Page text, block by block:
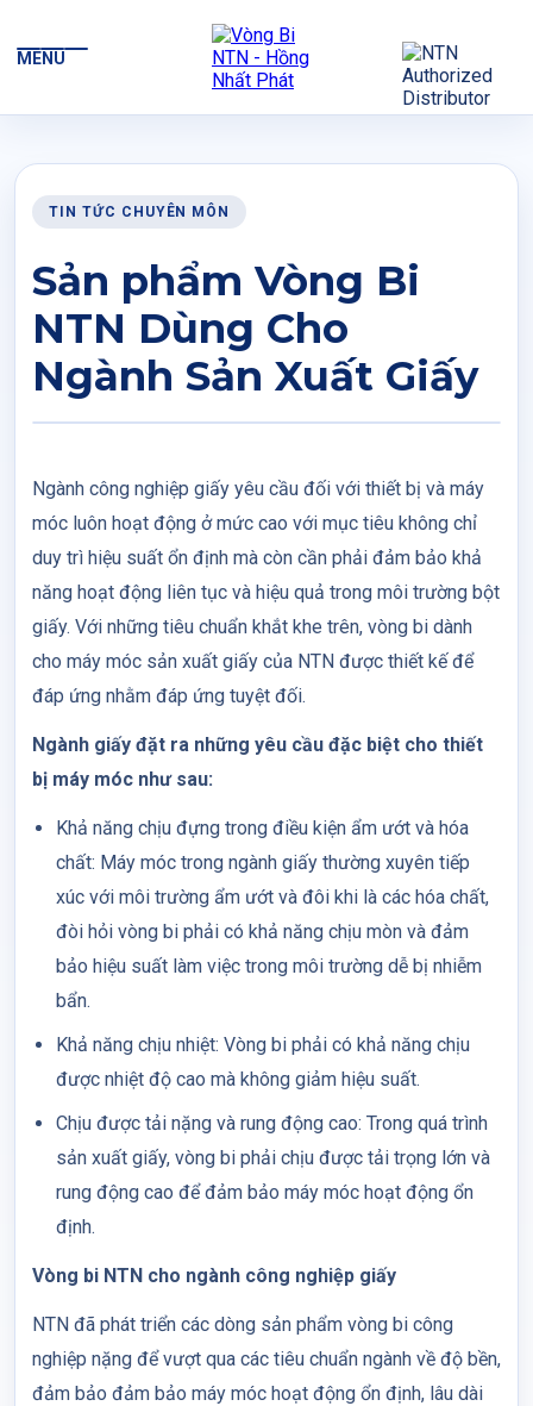
MENU
TIN TỨC CHUYÊN MÔN
Sản phẩm Vòng Bi
NTN Dùng Cho
Ngành Sản Xuất Giấy
Ngành công nghiệp giấy yêu cầu đối với thiết bị và máy
móc luôn hoạt động ở mức cao với mục tiêu không chỉ
duy trì hiệu suất ổn định mà còn cần phải đảm bảo khả
năng hoạt động liên tục và hiệu quả trong môi trường bột
giấy. Với những tiêu chuẩn khắt khe trên, vòng bi dành
cho máy móc sản xuất giấy của NTN được thiết kế để
đáp ứng nhằm đáp ứng tuyệt đối.
Ngành giấy đặt ra những yêu cầu đặc biệt cho thiết
bị máy móc như sau:
Khả năng chịu đựng trong điều kiện ẩm ướt và hóa
chất: Máy móc trong ngành giấy thường xuyên tiếp
xúc với môi trường ẩm ướt và đôi khi là các hóa chất,
đòi hỏi vòng bi phải có khả năng chịu mòn và đảm
bảo hiệu suất làm việc trong môi trường dễ bị nhiễm
bẩn.
Khả năng chịu nhiệt: Vòng bi phải có khả năng chịu
được nhiệt độ cao mà không giảm hiệu suất.
Chịu được tải nặng và rung động cao: Trong quá trình
sản xuất giấy, vòng bi phải chịu được tải trọng lớn và
rung động cao để đảm bảo máy móc hoạt động ổn
định.
Vòng bi NTN cho ngành công nghiệp giấy
NTN đã phát triển các dòng sản phẩm vòng bi công
nghiệp nặng để vượt qua các tiêu chuẩn ngành về độ bền,
đảm bảo đảm bảo máy móc hoạt động ổn định, lâu dài